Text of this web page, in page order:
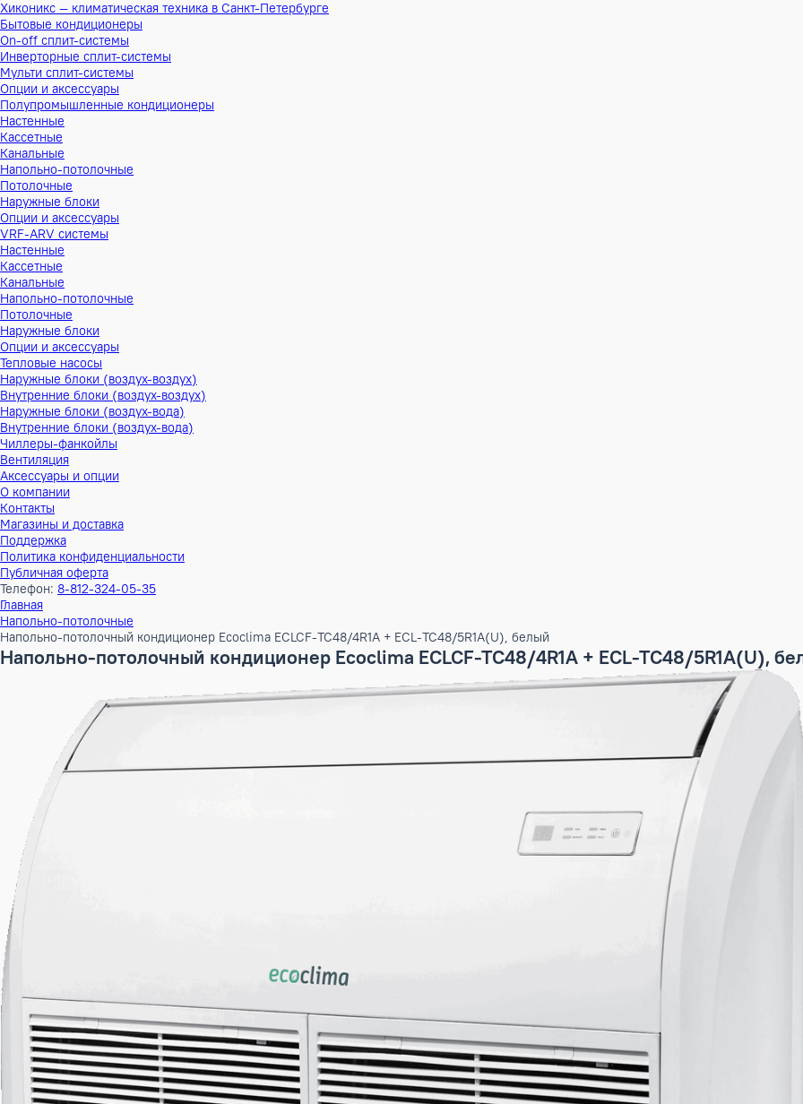
Хиконикс — климатическая техника в Санкт-Петербурге
Бытовые кондиционеры
On-off сплит-системы
Инверторные сплит-системы
Мульти сплит-системы
Опции и аксессуары
Полупромышленные кондиционеры
Настенные
Кассетные
Канальные
Напольно-потолочные
Потолочные
Наружные блоки
Опции и аксессуары
VRF-ARV системы
Настенные
Кассетные
Канальные
Напольно-потолочные
Потолочные
Наружные блоки
Опции и аксессуары
Тепловые насосы
Наружные блоки (воздух-воздух)
Внутренние блоки (воздух-воздух)
Наружные блоки (воздух-вода)
Внутренние блоки (воздух-вода)
Чиллеры-фанкойлы
Вентиляция
Аксессуары и опции
О компании
Контакты
Магазины и доставка
Поддержка
Политика конфиденциальности
Публичная оферта
Телефон:8-812-324-05-35
Напольно-потолочный кондиционер Ecoclima ECLCF-TC48/4R1A + ECL-TC48/5R1A(U), белый
Напольно-потолочный кондиционер Ecoclima ECLCF-TC48/4R1A + ECL-TC48/